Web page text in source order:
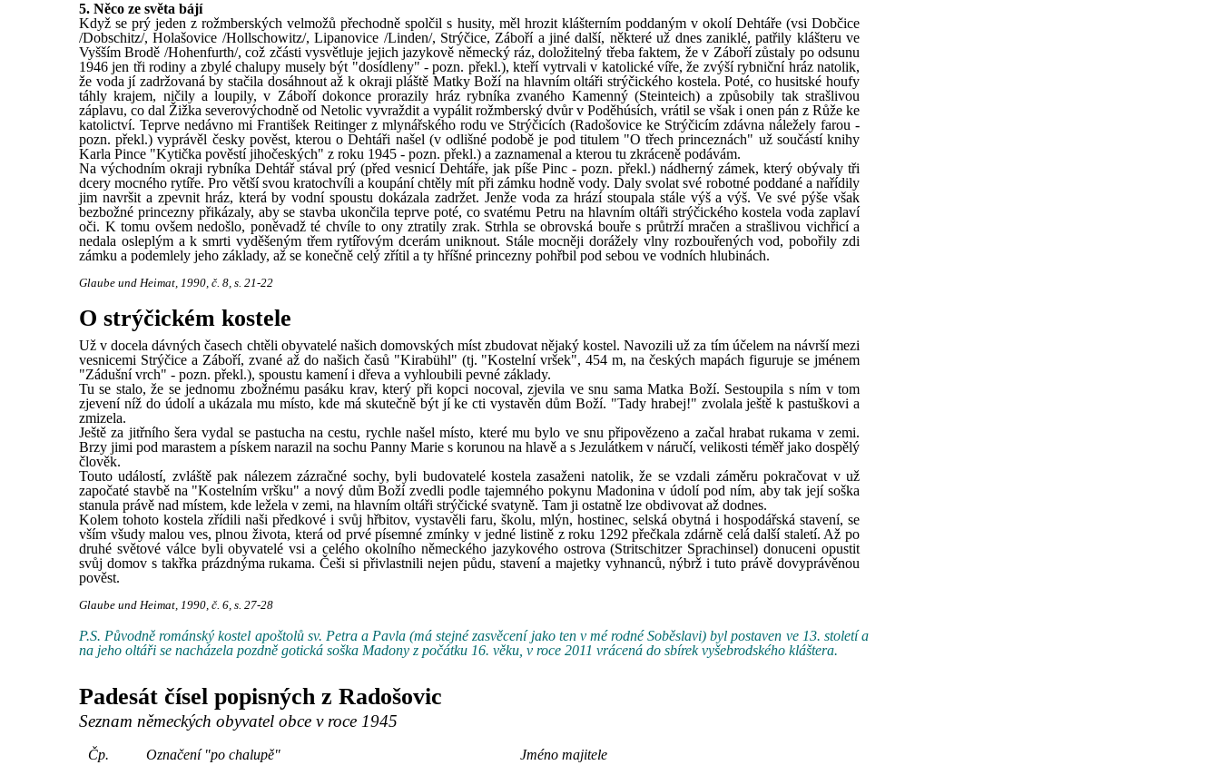
5. Něco ze světa bájí
Když se prý jeden z rožmberských velmožů přechodně spolčil s husity, měl hrozit klášterním poddaným v okolí Dehtáře (vsi Dobčice
/Dobschitz/, Holašovice /Hollschowitz/, Lipanovice /Linden/, Strýčice, Záboří a jiné další, některé už dnes zaniklé, patřily klášteru ve
Vyšším Brodě /Hohenfurth/, což zčásti vysvětluje jejich jazykově německý ráz, doložitelný třeba faktem, že v Záboří zůstaly po odsunu
1946 jen tři rodiny a zbylé chalupy musely být "dosídleny" - pozn. překl.), kteří vytrvali v katolické víře, že zvýší rybniční hráz natolik,
že voda jí zadržovaná by stačila dosáhnout až k okraji pláště Matky Boží na hlavním oltáři strýčického kostela. Poté, co husitské houfy
táhly krajem, ničily a loupily, v Záboří dokonce prorazily hráz rybníka zvaného Kamenný (Steinteich) a způsobily tak strašlivou
záplavu, co dal Žižka severovýchodně od Netolic vyvraždit a vypálit rožmberský dvůr v Poděhúsích, vrátil se však i onen pán z Růže ke
katolictví. Teprve nedávno mi František Reitinger z mlynářského rodu ve Strýčicích (Radošovice ke Strýčicím zdávna náležely farou -
pozn. překl.) vyprávěl česky pověst, kterou o Dehtáři našel (v odlišné podobě je pod titulem "O třech princeznách" už součástí knihy
Karla Pince "Kytička pověstí jihočeských" z roku 1945 - pozn. překl.) a zaznamenal a kterou tu zkráceně podávám.
Na východním okraji rybníka Dehtář stával prý (před vesnicí Dehtáře, jak píše Pinc - pozn. překl.) nádherný zámek, který obývaly tři
dcery mocného rytíře. Pro větší svou kratochvíli a koupání chtěly mít při zámku hodně vody. Daly svolat své robotné poddané a nařídily
jim navršit a zpevnit hráz, která by vodní spoustu dokázala zadržet. Jenže voda za hrází stoupala stále výš a výš. Ve své pýše však
bezbožné princezny přikázaly, aby se stavba ukončila teprve poté, co svatému Petru na hlavním oltáři strýčického kostela voda zaplaví
oči. K tomu ovšem nedošlo, poněvadž té chvíle to ony ztratily zrak. Strhla se obrovská bouře s průtrží mračen a strašlivou vichřicí a
nedala osleplým a k smrti vyděšeným třem rytířovým dcerám uniknout. Stále mocněji dorážely vlny rozbouřených vod, pobořily zdi
zámku a podemlely jeho základy, až se konečně celý zřítil a ty hříšné princezny pohřbil pod sebou ve vodních hlubinách.
Glaube und Heimat, 1990, č. 8, s. 21-22
O strýčickém kostele
Už v docela dávných časech chtěli obyvatelé našich domovských míst zbudovat nějaký kostel. Navozili už za tím účelem na návrší mezi
vesnicemi Strýčice a Záboří, zvané až do našich časů "Kirabühl" (tj. "Kostelní vršek", 454 m, na českých mapách figuruje se jménem
"Zádušní vrch" - pozn. překl.), spoustu kamení i dřeva a vyhloubili pevné základy.
Tu se stalo, že se jednomu zbožnému pasáku krav, který při kopci nocoval, zjevila ve snu sama Matka Boží. Sestoupila s ním v tom
zjevení níž do údolí a ukázala mu místo, kde má skutečně být jí ke cti vystavěn dům Boží. "Tady hrabej!" zvolala ještě k pastuškovi a
zmizela.
Ještě za jitřního šera vydal se pastucha na cestu, rychle našel místo, které mu bylo ve snu připovězeno a začal hrabat rukama v zemi.
Brzy jimi pod marastem a pískem narazil na sochu Panny Marie s korunou na hlavě a s Jezulátkem v náručí, velikosti téměř jako dospělý
člověk.
Touto událostí, zvláště pak nálezem zázračné sochy, byli budovatelé kostela zasaženi natolik, že se vzdali záměru pokračovat v už
započaté stavbě na "Kostelním vršku" a nový dům Boží zvedli podle tajemného pokynu Madonina v údolí pod ním, aby tak její soška
stanula právě nad místem, kde ležela v zemi, na hlavním oltáři strýčické svatyně. Tam ji ostatně lze obdivovat až dodnes.
Kolem tohoto kostela zřídili naši předkové i svůj hřbitov, vystavěli faru, školu, mlýn, hostinec, selská obytná i hospodářská stavení, se
vším všudy malou ves, plnou života, která od prvé písemné zmínky v jedné listině z roku 1292 přečkala zdárně celá další staletí. Až po
druhé světové válce byli obyvatelé vsi a celého okolního německého jazykového ostrova (Stritschitzer Sprachinsel) donuceni opustit
svůj domov s takřka prázdnýma rukama. Češi si přivlastnili nejen půdu, stavení a majetky vyhnanců, nýbrž i tuto právě dovyprávěnou
pověst.
Glaube und Heimat, 1990, č. 6, s. 27-28
P.S. Původně románský kostel apoštolů sv. Petra a Pavla (má stejné zasvěcení jako ten v mé rodné Soběslavi) byl postaven ve 13. století a
na jeho oltáři se nacházela pozdně gotická soška Madony z počátku 16. věku, v roce 2011 vrácená do sbírek vyšebrodského kláštera.
Padesát čísel popisných z Radošovic
Seznam německých obyvatel obce v roce 1945
Čp.
Označení "po chalupě"
Jméno majitele